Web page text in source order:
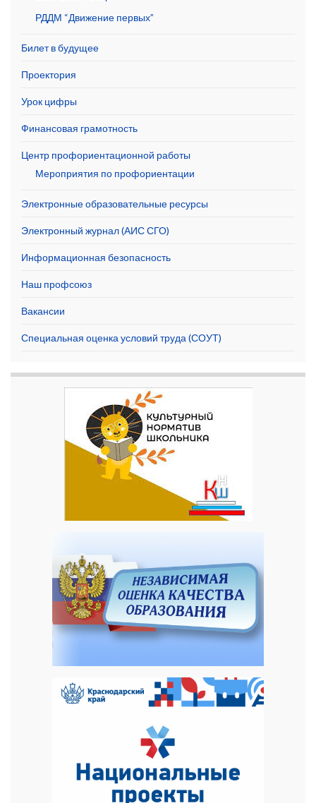
РДДМ “Движение первых”
Билет в будущее
Проектория
Урок цифры
Финансовая грамотность
Центр профориентационной работы
Мероприятия по профориентации
Электронные образовательные ресурсы
Электронный журнал (АИС СГО)
Информационная безопасность
Наш профсоюз
Вакансии
Специальная оценка условий труда (СОУТ)